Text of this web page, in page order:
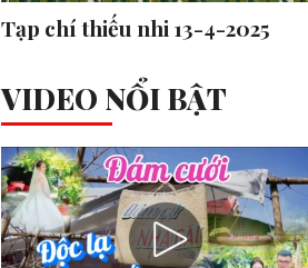
Tạp chí thiếu nhi 13-4-2025
VIDEO NỔI BẬT